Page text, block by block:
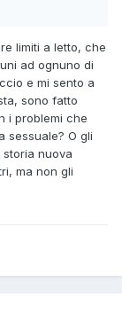
limiti a letto, che
ad ognuno di
e mi sento a
sono fatto
i problemi che
sessuale? O gli
nuova
ma non gli